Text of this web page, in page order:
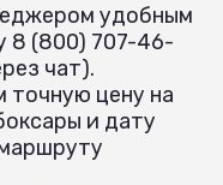
удобным
8 (800) 707-46-
чат).
цену на
и дату